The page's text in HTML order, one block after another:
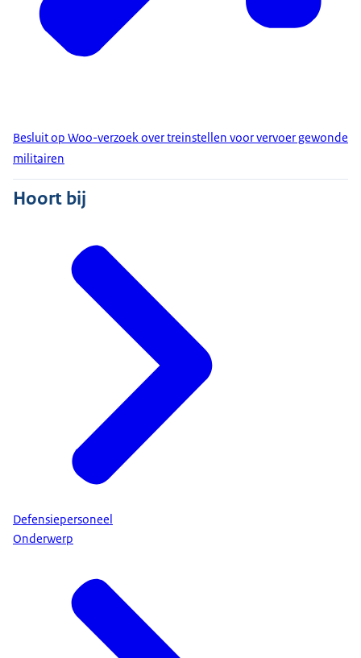
Besluit op Woo-verzoek over treinstellen voor vervoer gewonde
militairen
Hoort bij
Defensiepersoneel
Onderwerp